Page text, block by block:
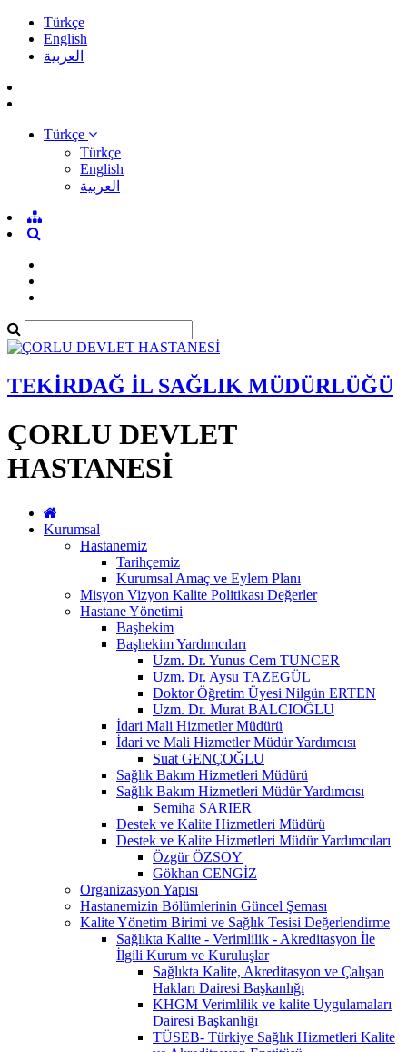
Türkçe
English
العربية
Türkçe
Türkçe
English
العربية
TEKİRDAĞ İL SAĞLIK MÜDÜRLÜĞÜ
ÇORLU DEVLET
HASTANESİ
Kurumsal
Hastanemiz
Tarihçemiz
Kurumsal Amaç ve Eylem Planı
Misyon Vizyon Kalite Politikası Değerler
Hastane Yönetimi
Başhekim
Başhekim Yardımcıları
Uzm. Dr. Yunus Cem TUNCER
Uzm. Dr. Aysu TAZEGÜL
Doktor Öğretim Üyesi Nilgün ERTEN
Uzm. Dr. Murat BALCIOĞLU
İdari Mali Hizmetler Müdürü
İdari ve Mali Hizmetler Müdür Yardımcısı
Suat GENÇOĞLU
Sağlık Bakım Hizmetleri Müdürü
Sağlık Bakım Hizmetleri Müdür Yardımcısı
Semiha SARIER
Destek ve Kalite Hizmetleri Müdürü
Destek ve Kalite Hizmetleri Müdür Yardımcıları
Özgür ÖZSOY
Gökhan CENGİZ
Organizasyon Yapısı
Hastanemizin Bölümlerinin Güncel Şeması
Kalite Yönetim Birimi ve Sağlık Tesisi Değerlendirme
Sağlıkta Kalite - Verimlilik - Akreditasyon İle
İlgili Kurum ve Kuruluşlar
Sağlıkta Kalite, Akreditasyon ve Çalışan
Hakları Dairesi Başkanlığı
KHGM Verimlilik ve kalite Uygulamaları
Dairesi Başkanlığı
TÜSEB- Türkiye Sağlık Hizmetleri Kalite